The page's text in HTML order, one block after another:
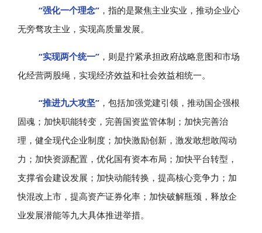
“强化一个理念” ，指的是聚焦主业实业，推动企业心
无旁骛攻主业，实现高质量发展。
“实现两个统一” ，则是拧紧承担政府战略意图和市场
化经营两股绳，实现经济效益和社会效益相统一。
“推进九大攻坚” ，包括加强党建引领，推动国企强根
固魂；加快职能转变，完善国资监管体制；加快完善治
理，健全现代企业制度；加快激励创新，激发敢想敢闯动
力；加快资源配置，优化国有资本布局；加快平台转型，
支撑省会建设发展；加快动能转换，提高核心竞争力；加
快混改上市，提高资产证券化率；加快破解瓶颈，释放企
业发展潜能等九大具体推进举措。